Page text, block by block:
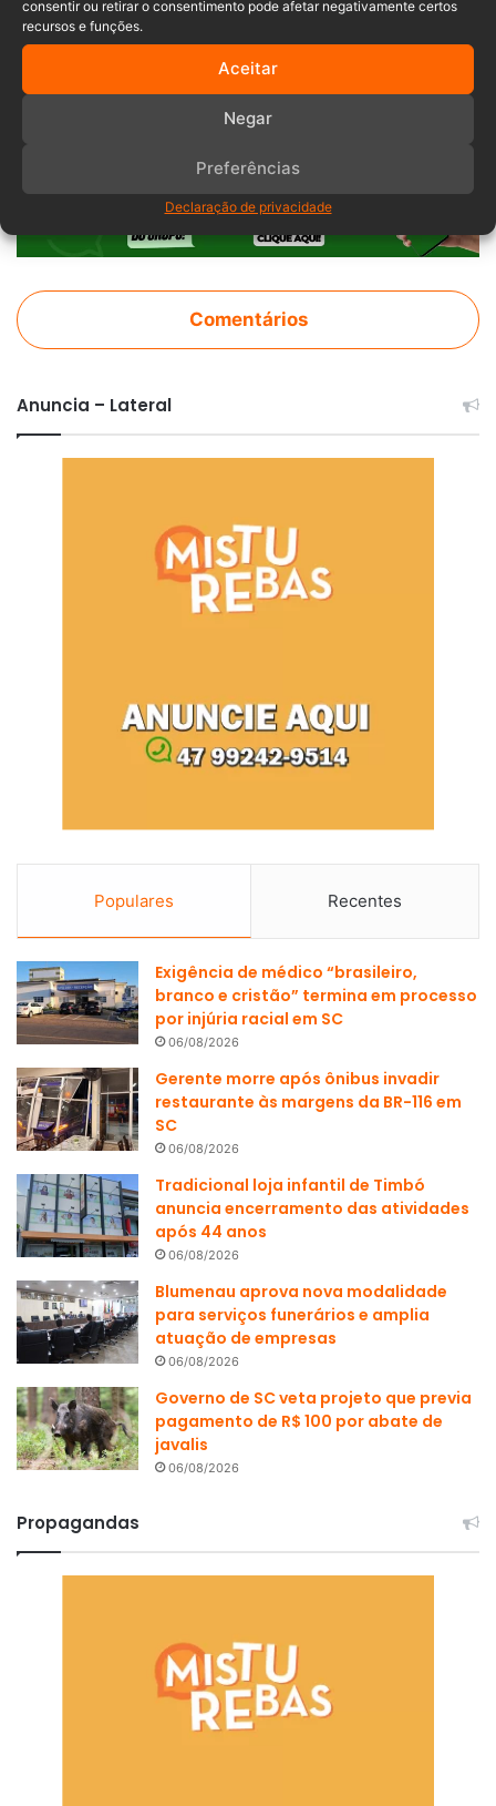
consentir ou retirar o consentimento pode afetar negativamente certos
recursos e funções.
Aceitar
Negar
Preferências
Declaração de privacidade
Previsão do tempo Santa Catarina
Comentários
Anuncia – Lateral
Populares Recentes
Exigência de médico “brasileiro,
branco e cristão” termina em processo
por injúria racial em SC
06/08/2026
Gerente morre após ônibus invadir
restaurante às margens da BR-116 em
SC
06/08/2026
Tradicional loja infantil de Timbó
anuncia encerramento das atividades
após 44 anos
06/08/2026
Blumenau aprova nova modalidade
para serviços funerários e amplia
atuação de empresas
06/08/2026
Governo de SC veta projeto que previa
pagamento de R$ 100 por abate de
javalis
06/08/2026
Propagandas